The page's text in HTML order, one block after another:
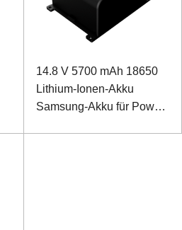
14.8 V 5700 mAh 18650
Lithium-Ionen-Akku
Samsung-Akku für Power